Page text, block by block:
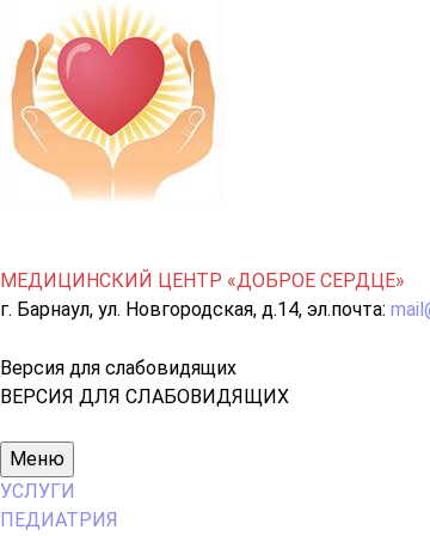
МЕДИЦИНСКИЙ ЦЕНТР «ДОБРОЕ СЕРДЦЕ»
г. Барнаул, ул. Новгородская, д.14, эл.почта:
Версия для слабовидящих
ВЕРСИЯ ДЛЯ СЛАБОВИДЯЩИХ
Основное
меню
Меню
УСЛУГИ
ПЕДИАТРИЯ